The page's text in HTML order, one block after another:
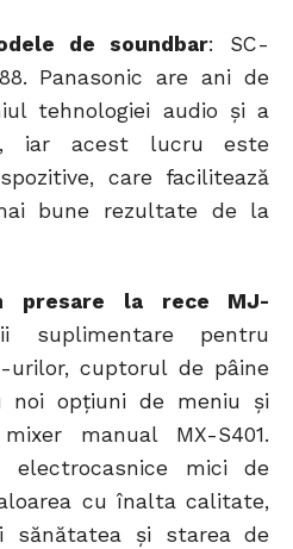
de soundbar: SC-
Panasonic are ani de
tehnologiei audio și a
iar acest lucru este
care facilitează
bune rezultate de la
presare la rece MJ-
pentru
urilor, cuptorul de pâine
noi opțiuni de meniu și
manual MX-S401.
electrocasnice mici de
cu înalta calitate,
sănătatea și starea de